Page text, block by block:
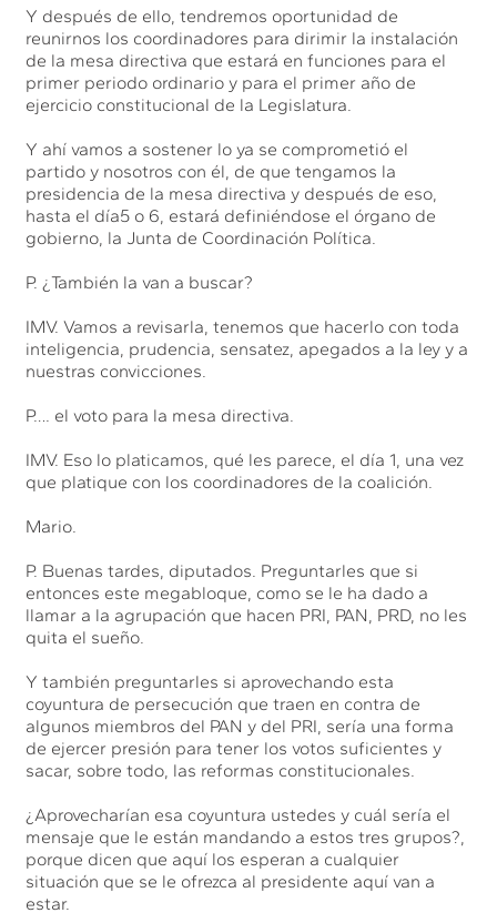
Y después de ello, tendremos oportunidad de
reunirnos los coordinadores para dirimir la instalación
de la mesa directiva que estará en funciones para el
primer periodo ordinario y para el primer año de
ejercicio constitucional de la Legislatura.
Y ahí vamos a sostener lo ya se comprometió el
partido y nosotros con él, de que tengamos la
presidencia de la mesa directiva y después de eso,
hasta el día5 o 6, estará definiéndose el órgano de
gobierno, la Junta de Coordinación Política.
P. ¿También la van a buscar?
IMV. Vamos a revisarla, tenemos que hacerlo con toda
inteligencia, prudencia, sensatez, apegados a la ley y a
nuestras convicciones.
P…. el voto para la mesa directiva.
IMV. Eso lo platicamos, qué les parece, el día 1, una vez
que platique con los coordinadores de la coalición.
Mario.
P. Buenas tardes, diputados. Preguntarles que si
entonces este megabloque, como se le ha dado a
llamar a la agrupación que hacen PRI, PAN, PRD, no les
quita el sueño.
Y también preguntarles si aprovechando esta
coyuntura de persecución que traen en contra de
algunos miembros del PAN y del PRI, sería una forma
de ejercer presión para tener los votos suficientes y
sacar, sobre todo, las reformas constitucionales.
¿Aprovecharían esa coyuntura ustedes y cuál sería el
mensaje que le están mandando a estos tres grupos?,
porque dicen que aquí los esperan a cualquier
situación que se le ofrezca al presidente aquí van a
estar.